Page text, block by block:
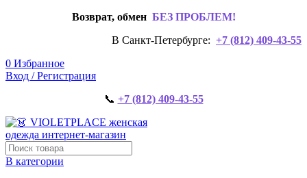
Возврат, обмен БЕЗ ПРОБЛЕМ!
В Санкт-Петербурге: +7 (812) 409-43-55
0 Избранное
Вход / Регистрация
📞 +7 (812) 409-43-55
В категории